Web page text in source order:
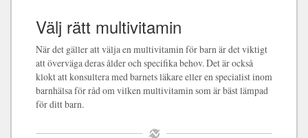
Välj rätt multivitamin
När det gäller att välja en multivitamin för barn är det viktigt
att överväga deras ålder och specifika behov. Det är också
klokt att konsultera med barnets läkare eller en specialist inom
barnhälsa för råd om vilken multivitamin som är bäst lämpad
för ditt barn.